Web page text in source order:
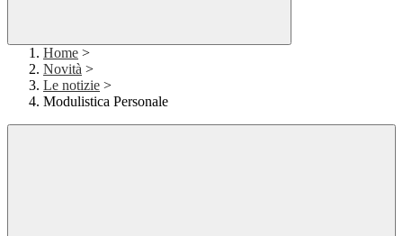
Home >
Novità >
Le notizie >
Modulistica Personale